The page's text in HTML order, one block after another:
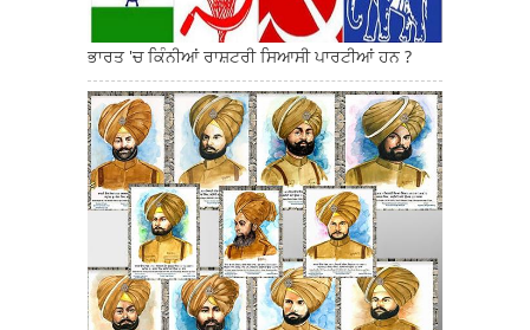
ਭਾਰਤ 'ਚ ਕਿੰਨੀਆਂ ਰਾਸ਼ਟਰੀ ਸਿਆਸੀ ਪਾਰਟੀਆਂ ਹਨ ?